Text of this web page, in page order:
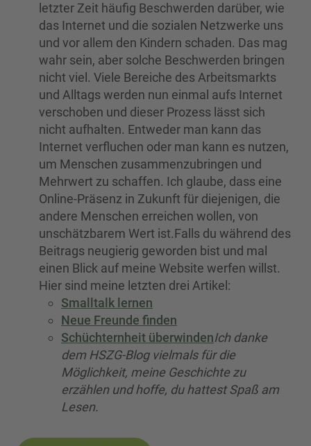
letzter Zeit häufig Beschwerden darüber, wie
das Internet und die sozialen Netzwerke uns
und vor allem den Kindern schaden. Das mag
wahr sein, aber solche Beschwerden bringen
nicht viel. Viele Bereiche des Arbeitsmarkts
und Alltags werden nun einmal aufs Internet
verschoben und dieser Prozess lässt sich
nicht aufhalten. Entweder man kann das
Internet verfluchen oder man kann es nutzen,
um Menschen zusammenzubringen und
Mehrwert zu schaffen. Ich glaube, dass eine
Online-Präsenz in Zukunft für diejenigen, die
andere Menschen erreichen wollen, von
unschätzbarem Wert ist.Falls du während des
Beitrags neugierig geworden bist und mal
einen Blick auf meine Website werfen willst.
Hier sind meine letzten drei Artikel:
Smalltalk lernen
Neue Freunde finden
Schüchternheit überwindenIch danke
dem HSZG-Blog vielmals für die
Möglichkeit, meine Geschichte zu
erzählen und hoffe, du hattest Spaß am
Lesen.